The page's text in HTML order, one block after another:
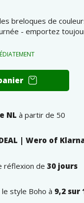
breloques de
- emportez
NL à partir de 50
| Wero of
réflexion de30 jours
style Boho à 9,2 sur